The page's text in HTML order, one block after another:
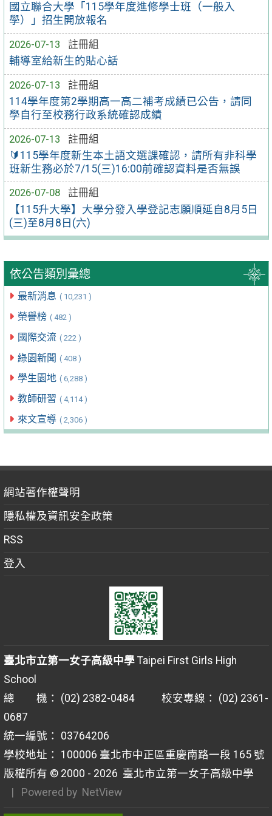
國立聯合大學「115學年度進修學士班（一般入
學）」招生開放報名
2026-07-13
註冊組
輔導室給新生的貼心話
2026-07-13
註冊組
114學年度第2學期高一高二補考成績已公告，請同
學自行至校務行政系統確認成績
2026-07-13
註冊組
🔰115學年度新生本土語文選課確認，請所有非科學
班新生務必於7/15(三)16:00前確認資料是否無誤
2026-07-08
註冊組
【115升大學】大學分發入學登記志願順延自8月5日
(三)至8月8日(六)
依公告類別彙總
最新消息 ( 10,231 )
榮譽榜 ( 482 )
國際交流 ( 222 )
綠園新聞 ( 408 )
學生園地 ( 6,288 )
教師研習 ( 4,114 )
來文宣導 ( 2,306 )
網站著作權聲明
隱私權及資訊安全政策
RSS
登入
臺北市立第一女子高級中學Taipei First Girls High
School
總 機： (02) 2382-0484 校安專線： (02) 2361-
0687
統一編號： 03764206
學校地址： 100006 臺北市中正區重慶南路一段 165 號
版權所有 © 2000 - 2026 臺北市立第一女子高級中學
| Powered by NetView